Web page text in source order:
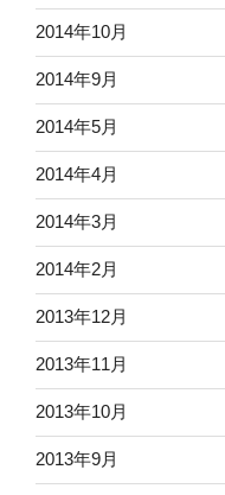
2014年10月
2014年9月
2014年5月
2014年4月
2014年3月
2014年2月
2013年12月
2013年11月
2013年10月
2013年9月